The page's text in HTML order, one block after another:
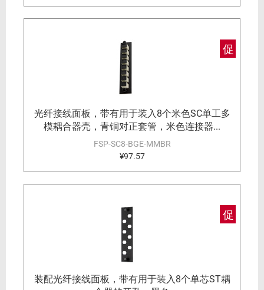
促
光纤接线面板，带有用于装入8个米色SC单工多
模耦合器壳，青铜对正套管，米色连接器...
FSP-SC8-BGE-MMBR
¥97.57
促
装配光纤接线面板，带有用于装入8个单芯ST耦